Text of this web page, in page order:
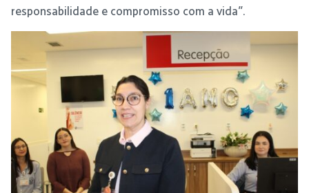
responsabilidade e compromisso com a vida”.